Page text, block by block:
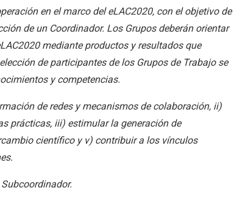
en el marco del eLAC2020, con el objetivo de
de un Coordinador. Los Grupos deberán orientar
mediante productos y resultados que
de participantes de los Grupos de Trabajo se
y competencias.
de redes y mecanismos de colaboración, ii)
prácticas, iii) estimular la generación de
científico y v) contribuir a los vínculos